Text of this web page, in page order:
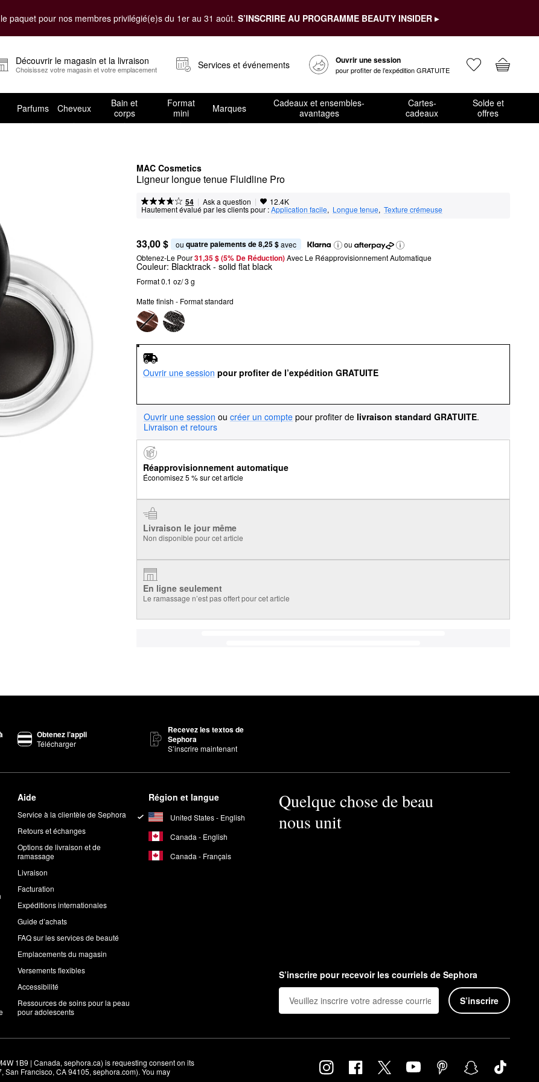
paquet pour nos membres privilégié(e)s du 1er au 31 août. S’INSCRIRE AU PROGRAMME BEAUTY INSIDER ▸
Découvrir le magasin et la livraison
Choisissez votre magasin et votre emplacement Services et événements Ouvrir une session
pour profiter de l’expédition GRATUITE
Parfums Cheveux
Bain et
corps
Format
mini
Marques
Cadeaux et ensembles-
avantages
Cartes-
cadeaux
Solde et
offres
MAC Cosmetics
Ligneur longue tenue Fluidline Pro
54 | Ask a question | 12.4K
Hautement évalué par les clients pour :Application facile, Longue tenue, Texture crémeuse
33,00 $ ou quatre paiements de 8,25 $ avec
ou
Obtenez-Le Pour31,35 $ (5% De Réduction) Avec Le Réapprovisionnement Automatique
Couleur: Blacktrack - solid flat black
Format 0.1 oz/ 3 g
Matte finish - Format standard
Ouvrir une session pour profiter de l’expédition GRATUITE
Ouvrir une session ou créer un compte pour profiter de livraison standard GRATUITE.
Livraison et retours
Réapprovisionnement automatique
Économisez 5 % sur cet article
Livraison le jour même
Non disponible pour cet article
En ligne seulement
Le ramassage n’est pas offert pour cet article
Obtenez l’appli
Télécharger
Recevez les textos de
Sephora
S’inscrire maintenant
Aide
Service à la clientèle de Sephora
Retours et échanges
Options de livraison et de
ramassage
Livraison
Facturation
Expéditions internationales
Guide d’achats
FAQ sur les services de beauté
Emplacements du magasin
Versements flexibles
Accessibilité
Ressources de soins pour la peau
pour adolescents
Région et langue
United States - English
Canada - English
Canada - Français
Quelque chose de beau
nous unit
S’inscrire pour recevoir les courriels de Sephora
S’inscrire
1B9 | Canada, sephora.ca) is requesting consent on its
Francisco, CA 94105, sephora.com). You may